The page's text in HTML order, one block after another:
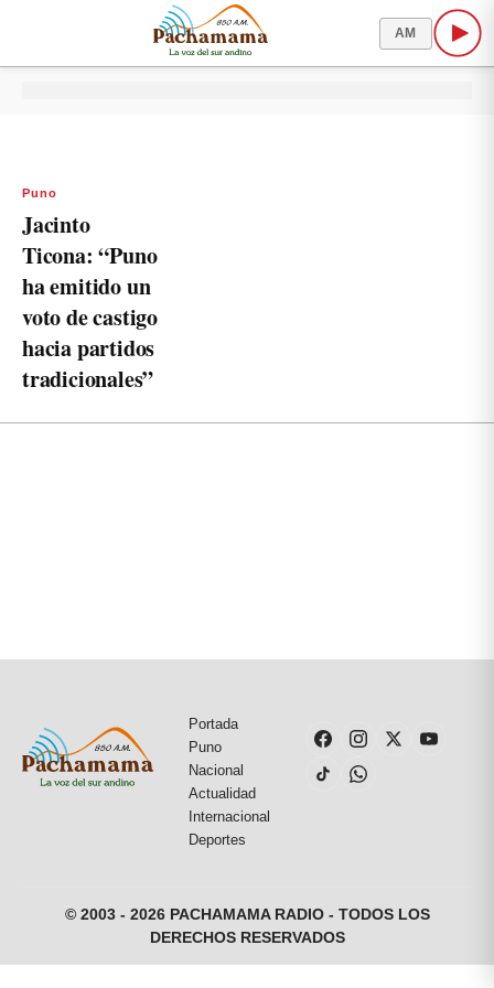
AM
Puno
Jacinto
Ticona: “Puno
ha emitido un
voto de castigo
hacia partidos
tradicionales”
Portada
Puno
Nacional
Actualidad
Internacional
Deportes
© 2003 - 2026 PACHAMAMA RADIO - TODOS LOS
DERECHOS RESERVADOS